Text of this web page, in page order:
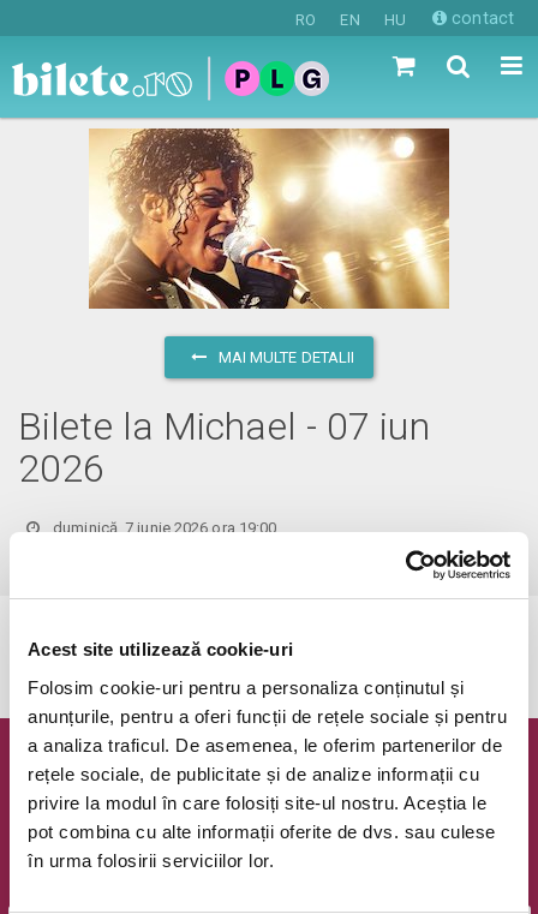
Acest site utilizează cookie-uri
Folosim cookie-uri pentru a personaliza conținutul și
anunțurile, pentru a oferi funcții de rețele sociale și pentru
a analiza traficul. De asemenea, le oferim partenerilor de
rețele sociale, de publicitate și de analize informații cu
privire la modul în care folosiți site-ul nostru. Aceștia le
pot combina cu alte informații oferite de dvs. sau culese
în urma folosirii serviciilor lor.
RO EN HU contact
MAI MULTE DETALII
Bilete la Michael - 07 iun
2026
duminică, 7 iunie 2026 ora 19:00
vezi pe harta
Evenimentul a expirat.
Newsletter @ Bilete.ro
Oferte exclusive si o editie saptamanala cu cele mai noi
evenimente.